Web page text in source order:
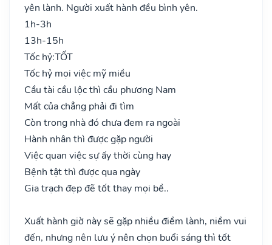
yên lành. Người xuất hành đều bình yên.
1h-3h
13h-15h
Tốc hỷ:TỐT
Tốc hỷ mọi việc mỹ miều
Cầu tài cầu lộc thì cầu phương Nam
Mất của chẳng phải đi tìm
Còn trong nhà đó chưa đem ra ngoài
Hành nhân thì được gặp người
Việc quan việc sự ấy thời cùng hay
Bệnh tật thì được qua ngày
Gia trạch đẹp đẽ tốt thay mọi bề..
Xuất hành giờ này sẽ gặp nhiều điềm lành, niềm vui
đến, nhưng nên lưu ý nên chọn buổi sáng thì tốt